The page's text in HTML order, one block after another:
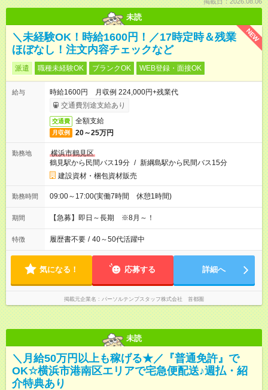
未読
NEW
＼未経験OK！時給1600円！／17時定時＆残業
ほぼなし！注文内容チェックなど
派遣 職種未経験OK ブランクOK WEB登録・面接OK
給与
時給1600円 月収例 224,000円+残業代
交通費別途支給あり
交通費 全額支給
月収例 20～25万円
勤務地
横浜市鶴見区
鶴見駅から民間バス19分 / 新綱島駅から民間バス15分
建設資材・梱包資材販売
勤務時間 09:00～17:00(実働7時間 休憩1時間)
期間 【急募】即日～長期 ※8月～！
特徴 履歴書不要 / 40～50代活躍中
気になる！ 応募する 詳細へ
掲載元企業名 パーソルテンプスタッフ株式会社 首都圏
未読
＼月給50万円以上も稼げる★／『普通免許』で
OK☆横浜市港南区エリアで宅急便配送♪週払・紹
介特典あり